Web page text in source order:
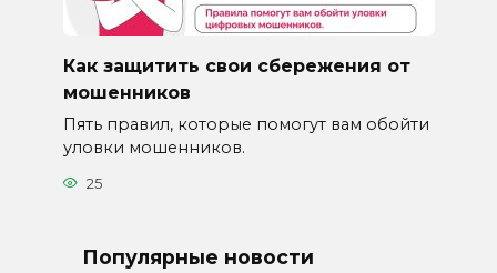
Как защитить свои сбережения от
мошенников
Пять правил, которые помогут вам обойти
уловки мошенников.
25
Популярные новости